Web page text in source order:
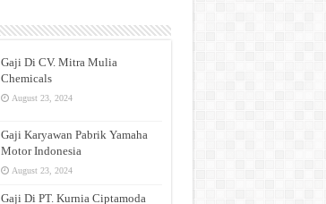
Gaji Di CV. Mitra Mulia
Chemicals
August 23, 2024
Gaji Karyawan Pabrik Yamaha
Motor Indonesia
August 23, 2024
Gaji Di PT. Kurnia Ciptamoda